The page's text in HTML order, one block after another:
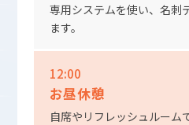
専用システムを使い、名刺
ます。
12:00
お昼休憩
自席やリフレッシュルーム